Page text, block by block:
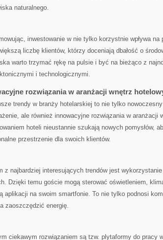
naturalnego.
inwestowanie⁢ w ⁣nie tylko‌ korzystnie ⁢wpływa
liczbę klientów, którzy doceniają dbałość o
warto trzymać ‌rękę na⁢ pulsie i‍ być na ⁣bieżąco z
i technologicznymi.
rozwiązania​ w⁣ aranżacji wnętrz⁢
trendy w branży ‌hotelarskiej to nie ‌tylko
ale również​ innowacyjne rozwiązania w aranżacji
hoteli nieustannie szukają⁣ nowych pomysłów,
przestrzenie dla swoich ⁢klientów.
z najbardziej interesujących trendów ‌jest
Dzięki temu ​goście mogą sterować oświetleniem,
aplikacji na swoim smartfonie. To nie tylko podnosi
zaoszczędzić energię.
ciekawym‌ rozwiązaniem są tzw. plytaformy do ​pracy